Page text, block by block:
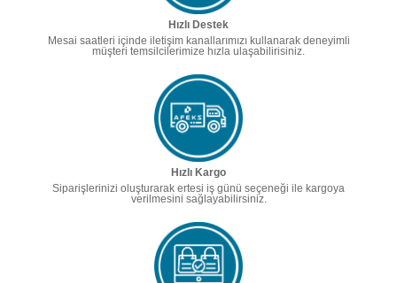
Hızlı Destek
Mesai saatleri içinde iletişim kanallarımızı kullanarak deneyimli
müşteri temsilcilerimize hızla ulaşabilirisiniz.
Hızlı Kargo
Siparişlerinizi oluşturarak ertesi iş günü seçeneği ile kargoya
verilmesini sağlayabilirsiniz.